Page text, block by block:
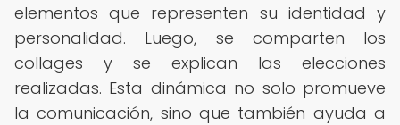
elementos que representen su identidad y
personalidad. Luego, se comparten los
collages y se explican las elecciones
realizadas. Esta dinámica no solo promueve
la comunicación, sino que también ayuda a